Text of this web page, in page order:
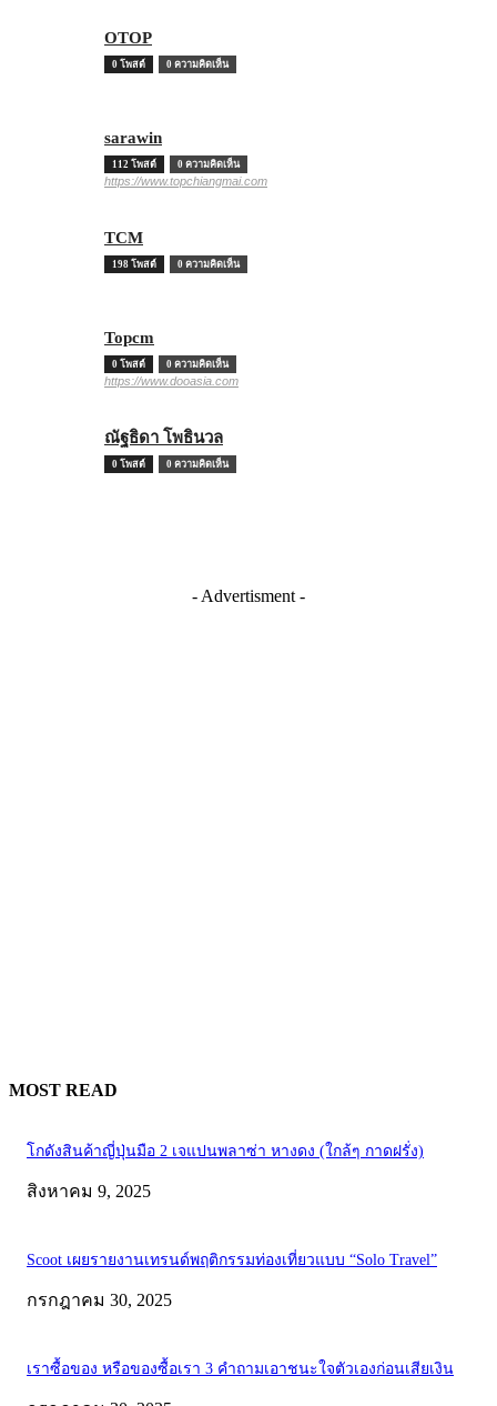
OTOP
0 โพสต์ 0 ความคิดเห็น
sarawin
112 โพสต์ 0 ความคิดเห็น
https://www.topchiangmai.com
TCM
198 โพสต์ 0 ความคิดเห็น
Topcm
0 โพสต์ 0 ความคิดเห็น
https://www.dooasia.com
ณัฐธิดา โพธินวล
0 โพสต์ 0 ความคิดเห็น
- Advertisment -
MOST READ
โกดังสินค้าญี่ปุ่นมือ 2 เจแปนพลาซ่า หางดง (ใกล้ๆ กาดฝรั่ง)
สิงหาคม 9, 2025
Scoot เผยรายงานเทรนด์พฤติกรรมท่องเที่ยวแบบ “Solo Travel”
กรกฎาคม 30, 2025
เราซื้อของ หรือของซื้อเรา 3 คำถามเอาชนะใจตัวเองก่อนเสียเงิน